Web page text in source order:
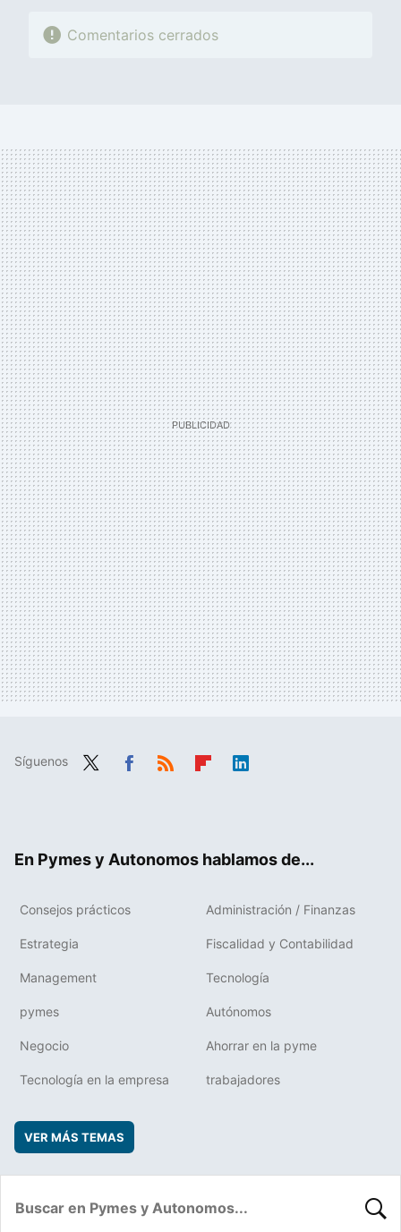
Comentarios cerrados
Síguenos
En Pymes y Autonomos hablamos de...
Consejos prácticos Administración / Finanzas
Estrategia Fiscalidad y Contabilidad
Management Tecnología
pymes Autónomos
Negocio Ahorrar en la pyme
Tecnología en la empresa trabajadores
VER MÁS TEMAS